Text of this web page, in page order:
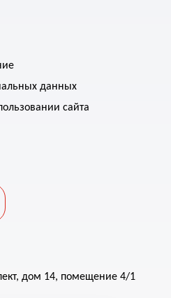
данных
сайта
дом 14, помещение 4/1